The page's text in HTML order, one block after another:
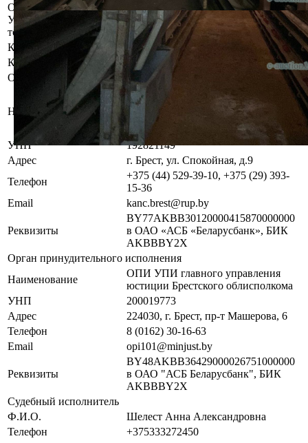
Осмотр объекта
Участник электронных торгов обязан до начала электронных
торгов осмотреть предмет торгов ( п.2.4.3 Регламента)
Контактное лицо
Специалист по продаже
Контакты
+375445293910
Организатор/оператор торгов
Наименование
Брестский филиал
республиканского унитарного
предприятия по оказанию услуг
«БелЮрОбеспечение»
УНП
192821149
Адрес
г. Брест, ул. Спокойная, д.9
Телефон
+375 (44) 529-39-10, +375 (29) 393-
15-36
Email
kanc.brest@rup.by
Реквизиты
BY77AKBB30120000415870000000
в ОАО «АСБ «Беларусбанк», БИК
AKBBBY2X
Орган принудительного исполнения
Наименование
ОПИ УПИ главного управления
юстиции Брестского облисполкома
УНП
200019773
Адрес
224030, г. Брест, пр-т Машерова, 6
Телефон
8 (0162) 30-16-63
Email
opi101@minjust.by
Реквизиты
BY48AKBB36429000026751000000
в ОАО "АСБ Беларусбанк", БИК
AKBBBY2X
Судебный исполнитель
Ф.И.О.
Шелест Анна Александровна
Телефон
+375333272450